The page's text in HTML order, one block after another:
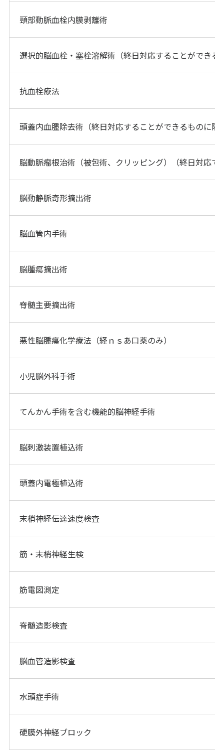
頸部動脈血栓内膜剥離術
選択的脳血栓・塞栓溶解術（終日対応することができる
抗血栓療法
頭蓋内血腫除去術（終日対応することができるものに限
脳動脈瘤根治術（被包術、クリッピング）（終日対応で
脳動静脈奇形摘出術
脳血管内手術
脳腫瘍摘出術
脊髄主要摘出術
悪性脳腫瘍化学療法（経ｎｓあ口薬のみ）
小児脳外科手術
てんかん手術を含む機能的脳神経手術
脳刺激装置植込術
頭蓋内電極植込術
末梢神経伝達速度検査
筋・末梢神経生検
筋電図測定
脊髄造影検査
脳血管造影検査
水頭症手術
硬膜外神経ブロック